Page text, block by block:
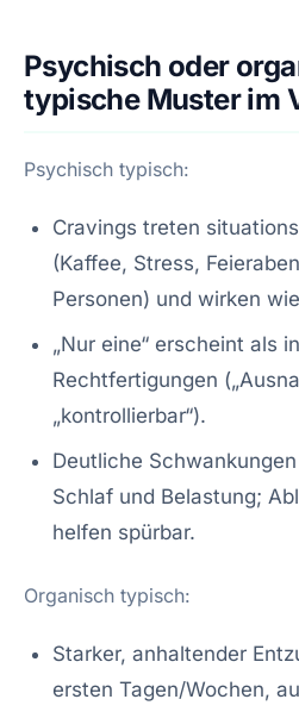
Psychisch oder
typische Muster im
Psychisch typisch:
Cravings treten
(Kaffee, Stress,
Personen) und wirken
„Nur eine“ erscheint als
Rechtfertigungen
„kontrollierbar“).
Deutliche
Schlaf und Belastung;
helfen spürbar.
Organisch typisch:
Starker, anhaltender
ersten Tagen/Wochen,